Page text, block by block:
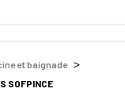
et baignade
SOFPINCE